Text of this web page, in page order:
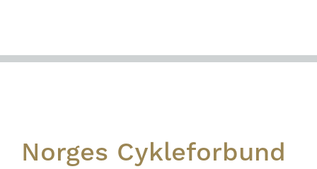
Footer
Norges Cykleforbund